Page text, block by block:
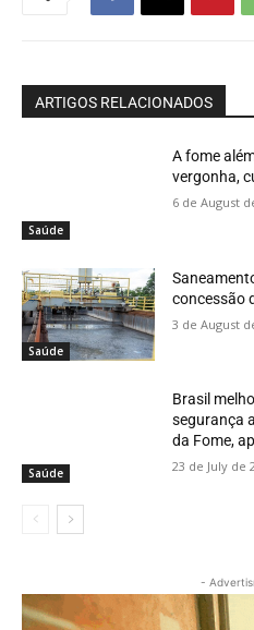
ARTIGOS RELACIONADOS
Saúde
A fome
vergonha,
6 de August
Saúde
concessão
3 de August
Saúde
Brasil
segurança
da Fome,
23 de July de
-